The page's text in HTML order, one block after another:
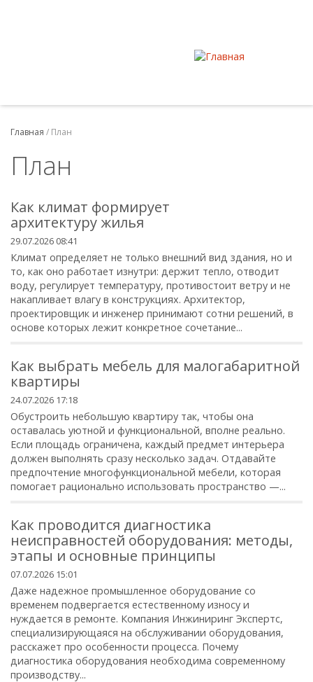
Главная / План
План
Как климат формирует
архитектуру жилья
29.07.2026 08:41
Климат определяет не только внешний вид здания, но и
то, как оно работает изнутри: держит тепло, отводит
воду, регулирует температуру, противостоит ветру и не
накапливает влагу в конструкциях. Архитектор,
проектировщик и инженер принимают сотни решений, в
основе которых лежит конкретное сочетание...
Как выбрать мебель для малогабаритной
квартиры
24.07.2026 17:18
Обустроить небольшую квартиру так, чтобы она
оставалась уютной и функциональной, вполне реально.
Если площадь ограничена, каждый предмет интерьера
должен выполнять сразу несколько задач. Отдавайте
предпочтение многофункциональной мебели, которая
помогает рационально использовать пространство —...
Как проводится диагностика
неисправностей оборудования: методы,
этапы и основные принципы
07.07.2026 15:01
Даже надежное промышленное оборудование со
временем подвергается естественному износу и
нуждается в ремонте. Компания Инжиниринг Экспертс,
специализирующаяся на обслуживании оборудования,
расскажет про особенности процесса. Почему
диагностика оборудования необходима современному
производству...